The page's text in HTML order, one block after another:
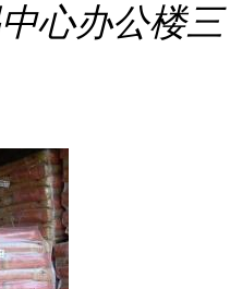
心办公楼三